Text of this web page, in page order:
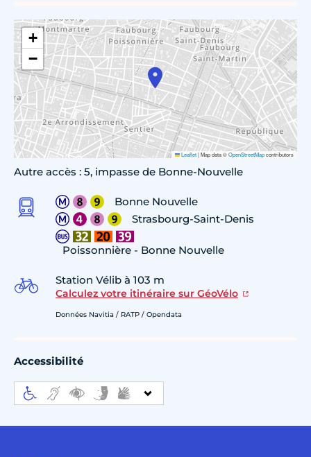
+
−
Leaflet|Map data ©OpenStreetMapcontributors
Autre accès : 5, impasse de Bonne-Nouvelle
Bonne Nouvelle
Strasbourg-Saint-Denis
Poissonnière - Bonne Nouvelle
Station Vélib à 103 m
Calculez votre itinéraire sur GéoVélo
Données Navitia / RATP / Opendata
Accessibilité